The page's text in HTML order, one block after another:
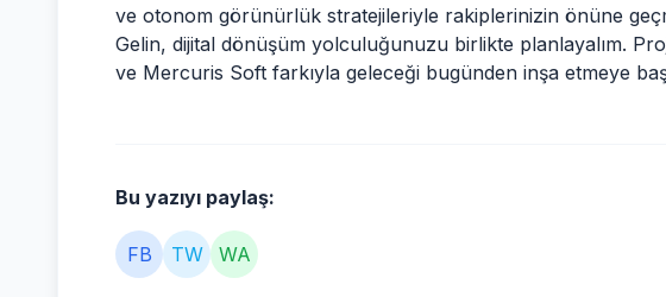
ve otonom görünürlük stratejileriyle rakiplerinizin önüne
Gelin, dijital dönüşüm yolculuğunuzu birlikte planlayalım.
ve Mercuris Soft farkıyla geleceği bugünden inşa etmeye
Bu yazıyı paylaş:
FB TW WA